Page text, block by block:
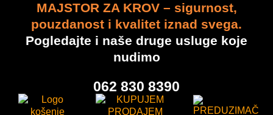
MAJSTOR ZA KROV – sigurnost,
pouzdanost i kvalitet iznad svega.
Pogledajte i naše druge usluge koje
nudimo
062 830 8390